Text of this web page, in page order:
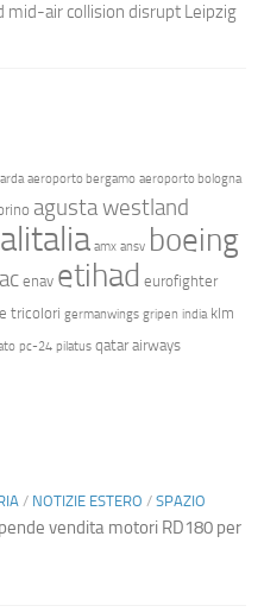
mid-air collision disrupt Leipzig
aeroporto bergamo aeroporto bologna
agusta westland
alitalia amx ansv boeing
enav etihad eurofighter
tricolori germanwings gripen india klm
pc-24 pilatus qatar airways
/ NOTIZIE ESTERO / SPAZIO
vendita motori RD180 per